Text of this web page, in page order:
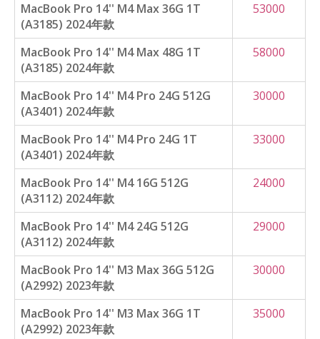
MacBook Pro 14'' M4 Max 36G 1T
(A3185) 2024年款
53000
MacBook Pro 14'' M4 Max 48G 1T
(A3185) 2024年款
58000
MacBook Pro 14'' M4 Pro 24G 512G
(A3401) 2024年款
30000
MacBook Pro 14'' M4 Pro 24G 1T
(A3401) 2024年款
33000
MacBook Pro 14'' M4 16G 512G
(A3112) 2024年款
24000
MacBook Pro 14'' M4 24G 512G
(A3112) 2024年款
29000
MacBook Pro 14'' M3 Max 36G 512G
(A2992) 2023年款
30000
MacBook Pro 14'' M3 Max 36G 1T
(A2992) 2023年款
35000